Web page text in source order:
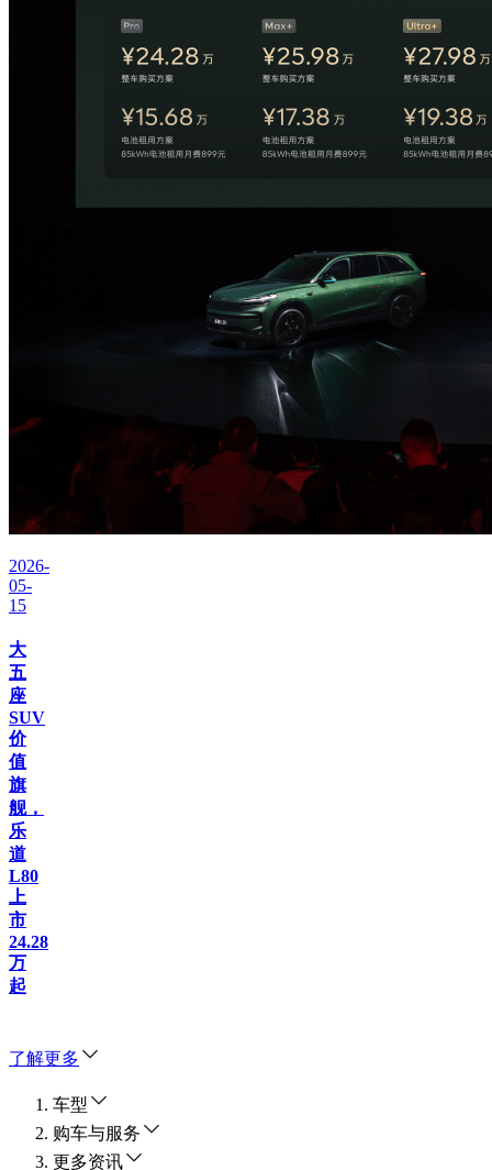
2026-
05-
15
大
五
座
SUV
价
值
旗
舰，
乐
道
L80
上
市
24.28
万
起
了解更多
车型
购车与服务
更多资讯